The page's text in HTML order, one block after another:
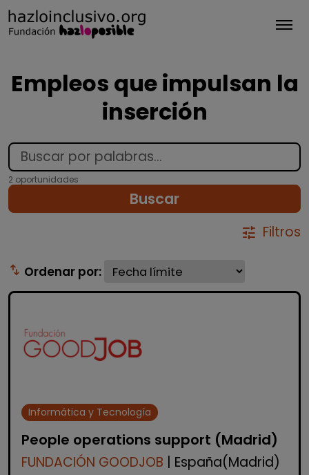
Empleos que impulsan la
inserción
2 oportunidades
Buscar
tune Filtros
swap_vert Ordenar por:
Informática y Tecnología
People operations support (Madrid)
FUNDACIÓN GOODJOB | España(Madrid)